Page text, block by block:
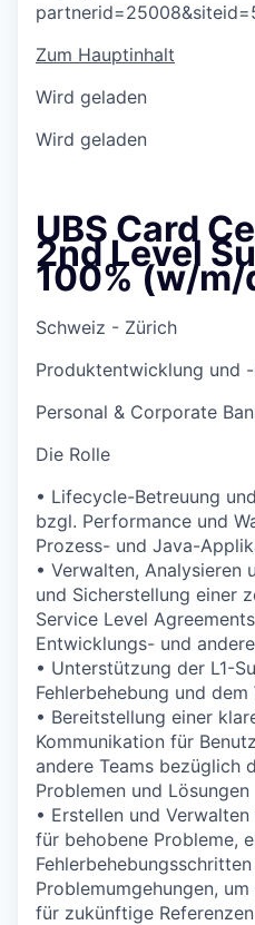
Zum Hauptinhalt
Wird geladen
Wird geladen
UBS Card
2nd Level
100% (w/m/
Schweiz - Zürich
Produktentwicklung und
Personal & Corporate
Die Rolle
• Lifecycle-Betreuung
bzgl. Performance und
Prozess- und Java-
• Verwalten, Analysieren
und Sicherstellung einer
Service Level
Entwicklungs- und
• Unterstützung der L1-
Fehlerbehebung und
• Bereitstellung einer
Kommunikation für
andere Teams bezüglich
Problemen und Lösungen
• Erstellen und
für behobene Probleme,
Problemumgehungen,
für zukünftige